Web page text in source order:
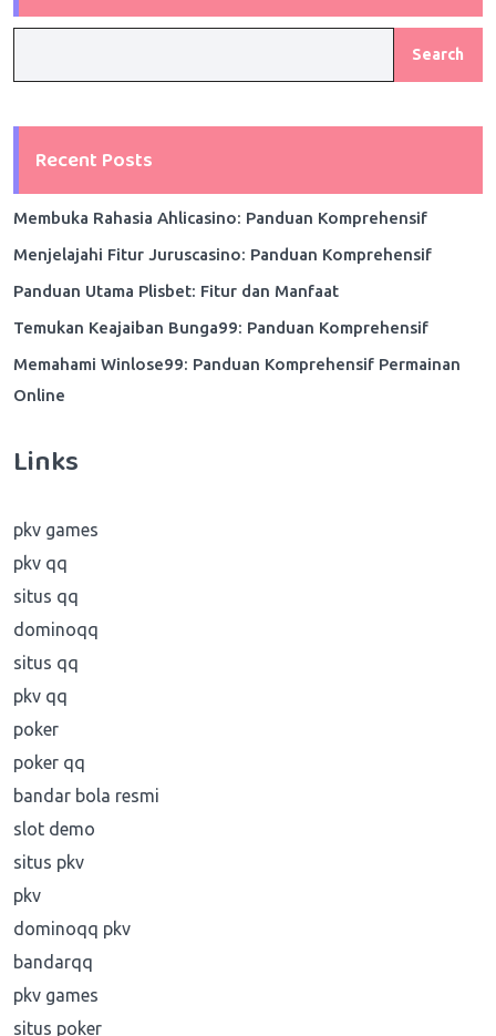
Search
Recent Posts
Membuka Rahasia Ahlicasino: Panduan Komprehensif
Menjelajahi Fitur Juruscasino: Panduan Komprehensif
Panduan Utama Plisbet: Fitur dan Manfaat
Temukan Keajaiban Bunga99: Panduan Komprehensif
Memahami Winlose99: Panduan Komprehensif Permainan
Online
Links
pkv games
pkv qq
situs qq
dominoqq
situs qq
pkv qq
poker
poker qq
bandar bola resmi
slot demo
situs pkv
pkv
dominoqq pkv
bandarqq
pkv games
situs poker